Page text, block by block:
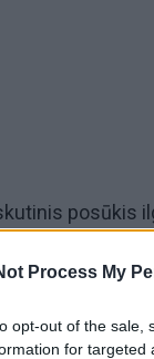
Process My
opt-out of the sale,
for targeted
posūkis
turi